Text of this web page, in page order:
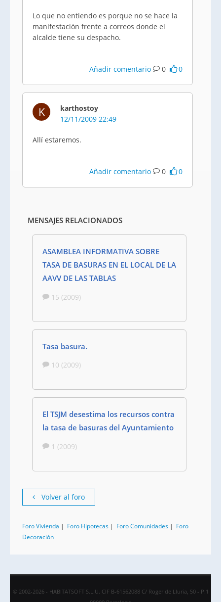
Lo que no entiendo es porque no se hace la
manifestación frente a correos donde el
alcalde tiene su despacho.
Añadir comentario 0 0
K
karthostoy
12/11/2009 22:49
Allí estaremos.
Añadir comentario 0 0
MENSAJES RELACIONADOS
ASAMBLEA INFORMATIVA SOBRE
TASA DE BASURAS EN EL LOCAL DE LA
AAVV DE LAS TABLAS
15 (2009)
Tasa basura.
10 (2009)
El TSJM desestima los recursos contra
la tasa de basuras del Ayuntamiento
1 (2009)
Volver al foro
Foro Vivienda | Foro Hipotecas | Foro Comunidades | Foro
Decoración
© 2002-2026 - HABITATSOFT S.L.U. CIF B-61562088 C/ Roger de Lluria, 50 - P.1